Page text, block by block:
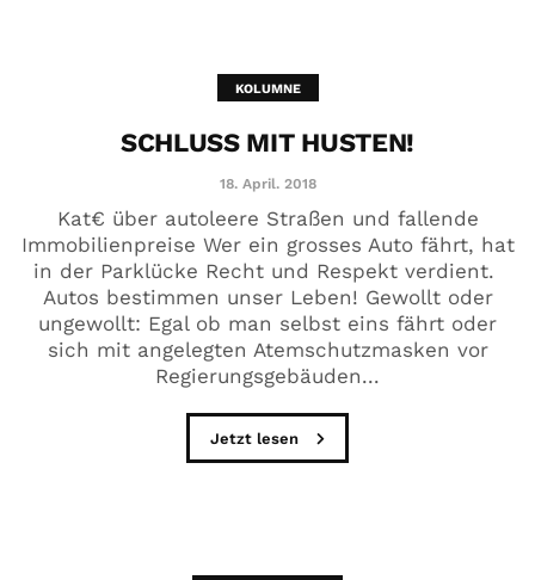
KOLUMNE
SCHLUSS MIT HUSTEN!
18. April. 2018
Kat€ über autoleere Straßen und fallende
Immobilienpreise Wer ein grosses Auto fährt, hat
in der Parklücke Recht und Respekt verdient.
Autos bestimmen unser Leben! Gewollt oder
ungewollt: Egal ob man selbst eins fährt oder
sich mit angelegten Atemschutzmasken vor
Regierungsgebäuden...
Jetzt lesen